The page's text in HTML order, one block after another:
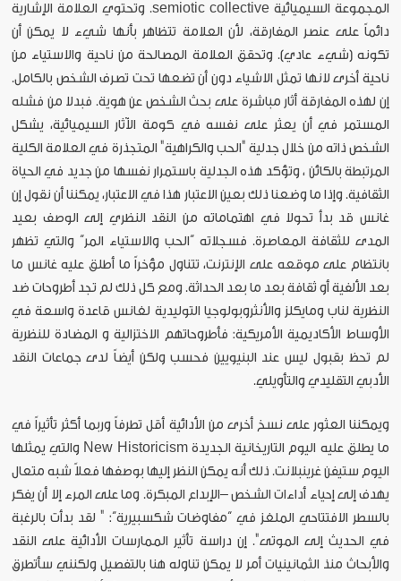
المجموعة السيميائية semiotic collective. وتحتوي العلامة الإشارية
دائماً على عنصر المفارقة، لأن العلامة تتظاهر بأنها شيء لا يمكن أن
تكونه (شيء عادي). وتحقق العلامة المصالحة من ناحية والاستياء من
ناحية أخرى لانها تمثل الاشياء دون أن تضعها تحت تصرف الشخص بالكامل.
إن لهذه المفارقة أثار مباشرة على بحث الشخص عن هوية. فبدلا من فشله
المستمر في أن يعثر على نفسه في كومة الآثار السيميائية، يشكل
الشخص ذاته من خلال جدلية "الحب والكراهية" المتجذرة في العلامة الكلية
المرتبطة بالكائن ، وتؤكد هذه الجدلية باستمرار نفسها من جديد في الحياة
الثقافية. وإذا ما وضعنا ذلك بعين الاعتبار هذا في الاعتبار، يمكننا أن نقول إن
غانس قد بدأ تحولا في اهتماماته من النقد النظري إلى الوصف بعيد
المدى للثقافة المعاصرة. فسجلاته “الحب والاستياء المر” والتي تظهر
بانتظام على موقعه على الإنترنت، تتناول مؤخراً ما أطلق عليه غانس ما
بعد الألفية أو ثقافة بعد ما بعد الحداثة. ومع كل ذلك لم تجد أطروحات ضد
النظرية لناب ومايكلز والأنثروبولوجيا التوليدية لغانس قاعدة واسعة في
الأوساط الأكاديمية الأمريكية: فأطروحاتهم الاختزالية و المضادة للنظرية
لم تحظ بقبول ليس عند البنيويين فحسب ولكن أيضاً لدى جماعات النقد
الأدبي التقليدي والتأويلي.
ويمكننا العثور على نسخ أخرى من الأدائية أقل تطرفاً وربما أكثر تأثيراً في
ما يطلق عليه اليوم التاريخانية الجديدة New Historicism والتي يمثلها
اليوم ستيفن غرينبلانت. ذلك أنه يمكن النظر إليها بوصفها فعلاً شبه متعال
يهدف إلى إحياء أداءات الشخص –الإبداع المبكرة. وما على المرء إلا أن يفكر
بالسطر الافتتاحي الملغز في “مفاوضات شكسبيرية”: " لقد بدأت بالرغبة
في الحديث إلى الموتى". إن دراسة تأثير الممارسات الأدائية على النقد
والأبحاث منذ الثمانينيات أمر لا يمكن تناوله هنا بالتفصيل ولكنني سأتطرق